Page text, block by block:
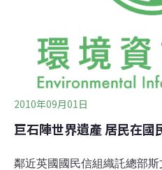
能，也為了讓自己的住宅更
2010年09月01日
巨石陣世界遺產 居民在國
鄰近英國國民信組織託總部